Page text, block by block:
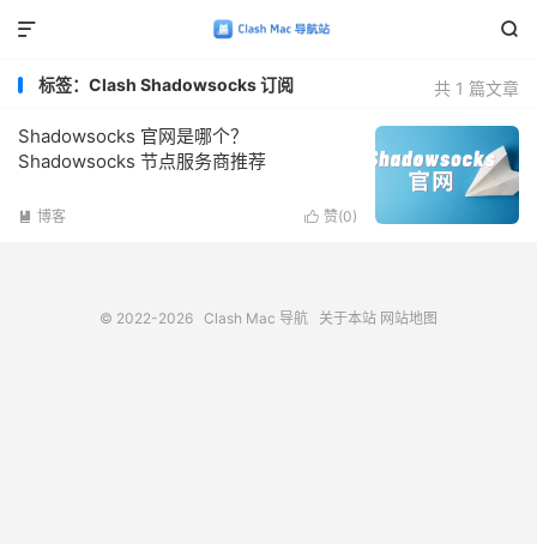


共 1 篇文章
标签：Clash Shadowsocks 订阅
Shadowsocks 官网是哪个？
Shadowsocks 节点服务商推荐
 赞(0)
 博客
© 2022-2026 Clash Mac 导航 关于本站 网站地图